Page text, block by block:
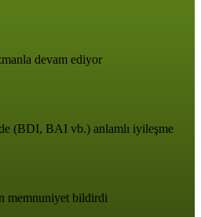
devam ediyor
(BDI, BAI vb.) anlamlı iyileşme
memnuniyet bildirdi